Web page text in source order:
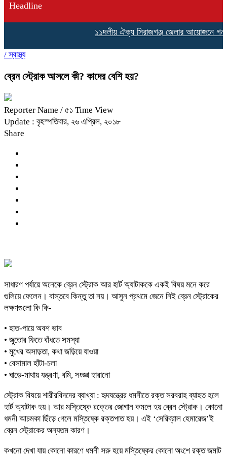
Headline
১১দলীয় ঐক্য সিরাজগঞ্জ জেলার আয়োজনে
/স্বাস্থ্য
ব্রেন স্ট্রোক আসলে কী? কাদের বেশি হয়?
Reporter Name / ৫১ Time View
Update : বৃহস্পতিবার, ২৬ এপ্রিল, ২০১৮
Share
সাধারণ পর্যায়ে অনেকে ব্রেন স্ট্রোক আর হার্ট অ্যাটাককে একই বিষয় মনে করে
গুলিয়ে ফেলেন। বাস্তবে কিন্তু তা নয়। আসুন প্রথমে জেনে নিই ব্রেন স্ট্রোকের
লক্ষণগুলো কি কি-
• হাত-পায়ে অবশ ভাব
• জুতোর ফিতে বাঁধতে সমস্যা
• মুখের অসাড়তা, কথা জড়িয়ে যাওয়া
• বেসামাল হাঁটা-চলা
• ঘাড়ে-মাথায় যন্ত্রণা, বমি, সংজ্ঞা হারানো
স্ট্রোক বিষয়ে শারীরবিদদের ব্যাখ্যা : হৃদযন্ত্রের ধমনীতে রক্ত সরবরাহ ব্যাহত হলে
হার্ট অ্যাটাক হয়। আর মস্তিষ্কে রক্তের জোগান কমলে হয় ব্রেন স্ট্রোক। কোনো
ধমনী আচমকা ছিঁড়ে গেলে মস্তিষ্কে রক্তপাত হয়। এই ‘সেরিব্রাল হেমারেজ’ই
ব্রেন স্ট্রোকের অন্যতম কারণ।
কখনো দেখা যায় কোনো কারণে ধমনী সরু হয়ে মস্তিষ্কের কোনো অংশে রক্ত জমাট